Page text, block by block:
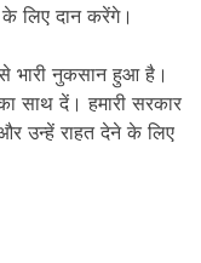
लिए दान करेंगे।
भारी नुकसान हुआ है।
साथ दें। हमारी सरकार
उन्हें राहत देने के लिए